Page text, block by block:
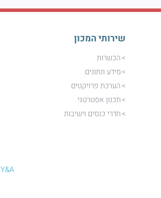
שירותי המכון
הכשרות
מידע ונתונים
הערכת פרויקטים
תכנון אסטרטגי
חדרי כנסים וישיבות
Y&A בניית אתרים